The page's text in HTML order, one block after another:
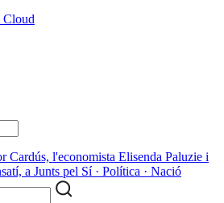
Cardús, l'economista Elisenda Paluzie i
a Junts pel Sí · Política · Nació